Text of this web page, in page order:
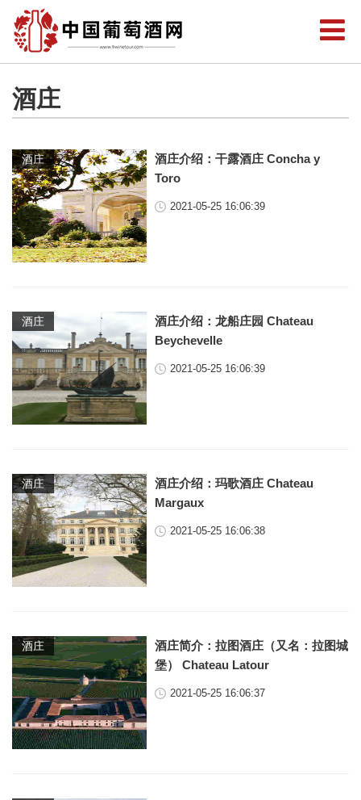
酒庄
酒庄
酒庄介绍：干露酒庄 Concha y
Toro
2021-05-25 16:06:39
酒庄
酒庄介绍：龙船庄园 Chateau
Beychevelle
2021-05-25 16:06:39
酒庄
酒庄介绍：玛歌酒庄 Chateau
Margaux
2021-05-25 16:06:38
酒庄
酒庄简介：拉图酒庄（又名：拉图城
堡） Chateau Latour
2021-05-25 16:06:37